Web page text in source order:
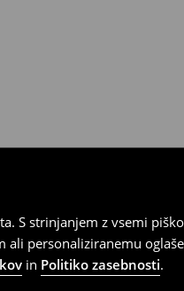
S strinjanjem z vsemi
personaliziranemu
in Politiko zasebnosti.